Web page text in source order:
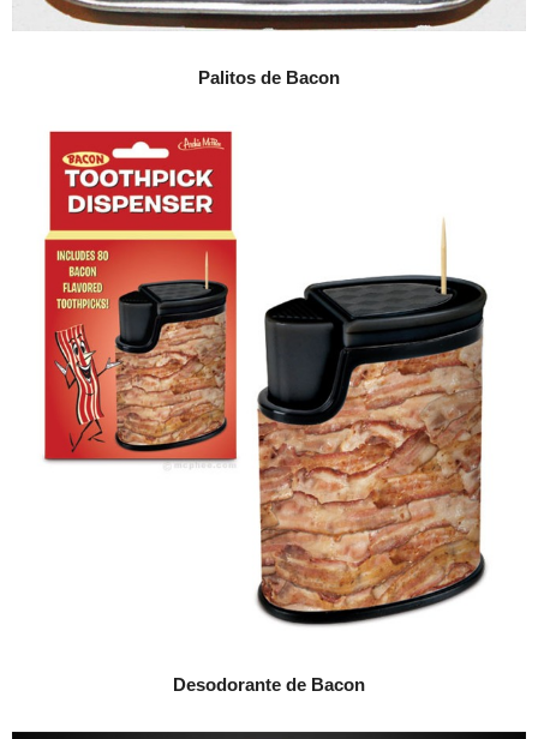
Palitos de Bacon
Desodorante de Bacon